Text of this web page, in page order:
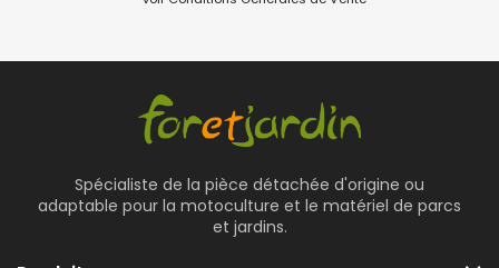
Spécialiste de la pièce détachée d'origine ou
adaptable pour la motoculture et le matériel de parcs
et jardins.